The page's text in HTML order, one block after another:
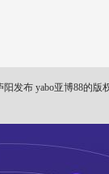
阳发布 yabo亚博88的版